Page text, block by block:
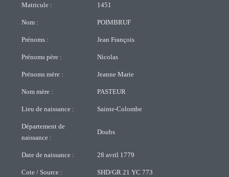
Matricule : 1451
Nom : POIMBRUF
Prénoms : Jean François
Prénoms père : Nicolas
Prénoms mère : Jeanne Marie
Nom mère : PASTEUR
Lieu de naissance : Sainte-Colombe
Département de
naissance :
Doubs
Date de naissance : 28 avril 1779
Cote / Source : SHD/GR 21 YC 773